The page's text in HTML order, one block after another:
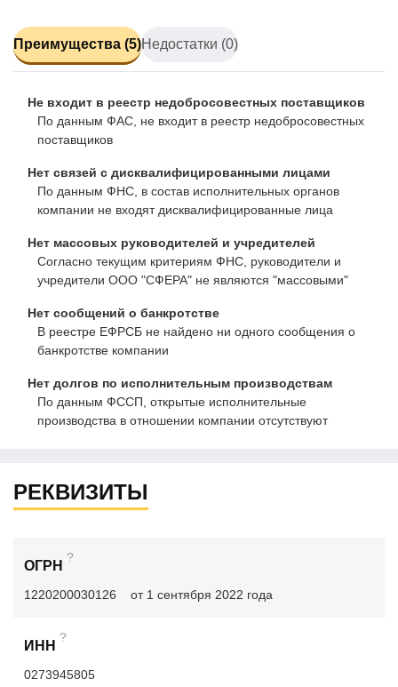
Преимущества (5)Недостатки (0)
Не входит в реестр недобросовестных поставщиков
По данным ФАС, не входит в реестр недобросовестных
поставщиков
Нет связей с дисквалифицированными лицами
По данным ФНС, в состав исполнительных органов
компании не входят дисквалифицированные лица
Нет массовых руководителей и учредителей
Согласно текущим критериям ФНС, руководители и
учредители ООО "СФЕРА" не являются "массовыми"
Нет сообщений о банкротстве
В реестре ЕФРСБ не найдено ни одного сообщения о
банкротстве компании
Нет долгов по исполнительным производствам
По данным ФССП, открытые исполнительные
производства в отношении компании отсутствуют
РЕКВИЗИТЫ
ОГРН
?
1220200030126 от 1 сентября 2022 года
ИНН
?
0273945805